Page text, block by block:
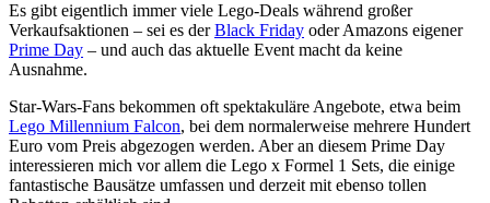
Es gibt eigentlich immer viele Lego-Deals während großer
Verkaufsaktionen – sei es derBlack Friday oder Amazons eigener
Prime Day – und auch das aktuelle Event macht da keine
Ausnahme.
Star-Wars-Fans bekommen oft spektakuläre Angebote, etwa beim
Lego Millennium Falcon, bei dem normalerweise mehrere Hundert
Euro vom Preis abgezogen werden. Aber an diesem Prime Day
interessieren mich vor allem die Lego x Formel 1 Sets, die einige
fantastische Bausätze umfassen und derzeit mit ebenso tollen